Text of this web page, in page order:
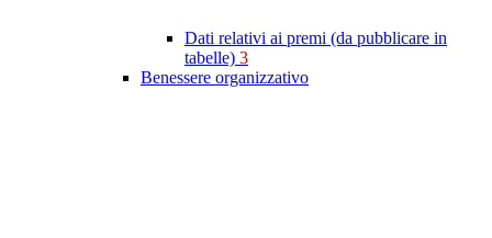
Dati relativi ai premi (da pubblicare in
tabelle) 3
Benessere organizzativo